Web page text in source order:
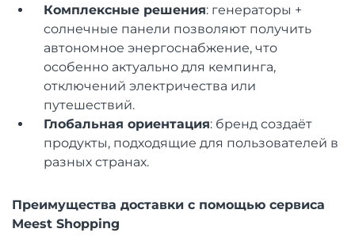
Комплексные решения: генераторы +
солнечные панели позволяют получить
автономное энергоснабжение, что
особенно актуально для кемпинга,
отключений электричества или
путешествий.
Глобальная ориентация: бренд создаёт
продукты, подходящие для пользователей в
разных странах.
Преимущества доставки с помощью сервиса
Meest Shopping